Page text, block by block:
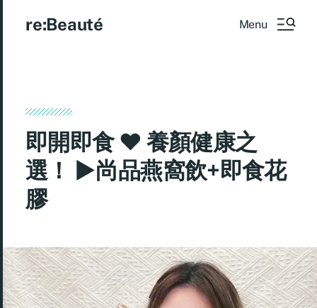
re:Beauté Menu
即開即食 ♥ 養顏健康之
選！ ►尚品燕窩飲+即食花
膠